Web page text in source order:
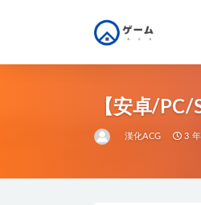
【安卓/
漢化ACG 3